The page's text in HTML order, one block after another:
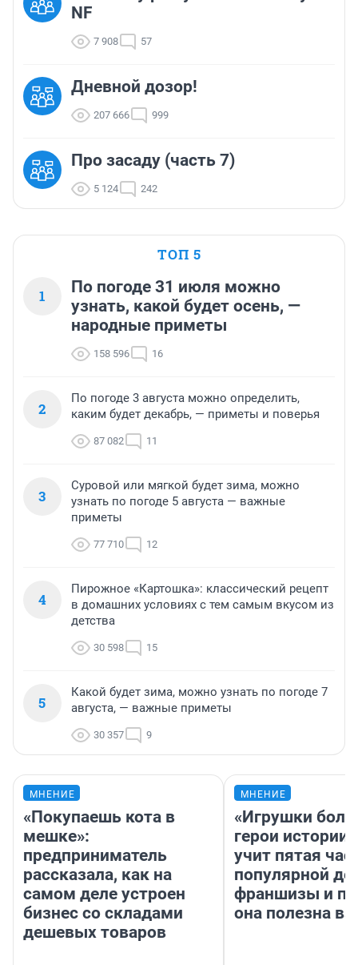
NF
7 908 57
Дневной дозор!
207 666 999
Про засаду (часть 7)
5 124 242
ТОП 5
1
По погоде 31 июля можно
узнать, какой будет осень, —
народные приметы
158 596 16
2
По погоде 3 августа можно определить,
каким будет декабрь, — приметы и поверья
87 082 11
3
Суровой или мягкой будет зима, можно
узнать по погоде 5 августа — важные
приметы
77 710 12
4
Пирожное «Картошка»: классический рецепт
в домашних условиях с тем самым вкусом из
детства
30 598 15
5
Какой будет зима, можно узнать по погоде 7
августа, — важные приметы
30 357 9
МНЕНИЕ
«Покупаешь кота в
мешке»:
предприниматель
рассказала, как на
самом деле устроен
бизнес со складами
дешевых товаров
МНЕНИЕ
«Игрушки
герои
учит пятая
популярной
франшизы и
она полезна